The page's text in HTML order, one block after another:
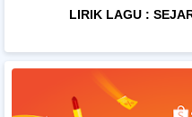
LIRIK LAGU :